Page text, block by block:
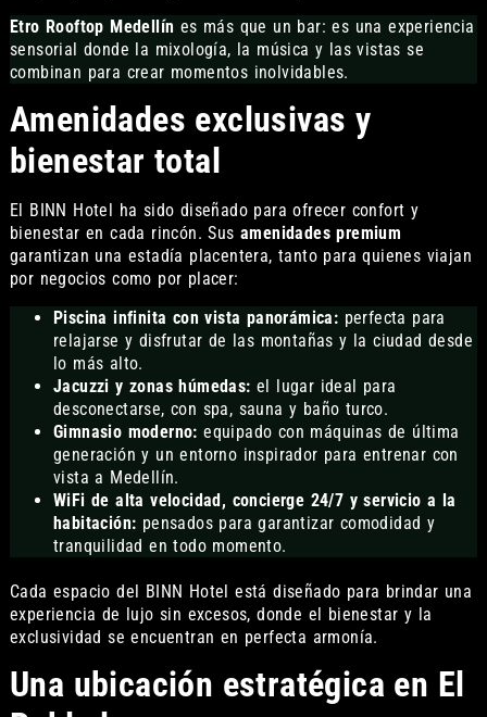
Etro Rooftop Medellín es más que un bar: es una experiencia
sensorial donde la mixología, la música y las vistas se
combinan para crear momentos inolvidables.
Amenidades exclusivas y
bienestar total
El BINN Hotel ha sido diseñado para ofrecer confort y
bienestar en cada rincón. Sus amenidades premium
garantizan una estadía placentera, tanto para quienes viajan
por negocios como por placer:
Piscina infinita con vista panorámica: perfecta para
relajarse y disfrutar de las montañas y la ciudad desde
lo más alto.
Jacuzzi y zonas húmedas: el lugar ideal para
desconectarse, con spa, sauna y baño turco.
Gimnasio moderno: equipado con máquinas de última
generación y un entorno inspirador para entrenar con
vista a Medellín.
WiFi de alta velocidad, concierge 24/7 y servicio a la
habitación: pensados para garantizar comodidad y
tranquilidad en todo momento.
Cada espacio del BINN Hotel está diseñado para brindar una
experiencia de lujo sin excesos, donde el bienestar y la
exclusividad se encuentran en perfecta armonía.
Una ubicación estratégica en El